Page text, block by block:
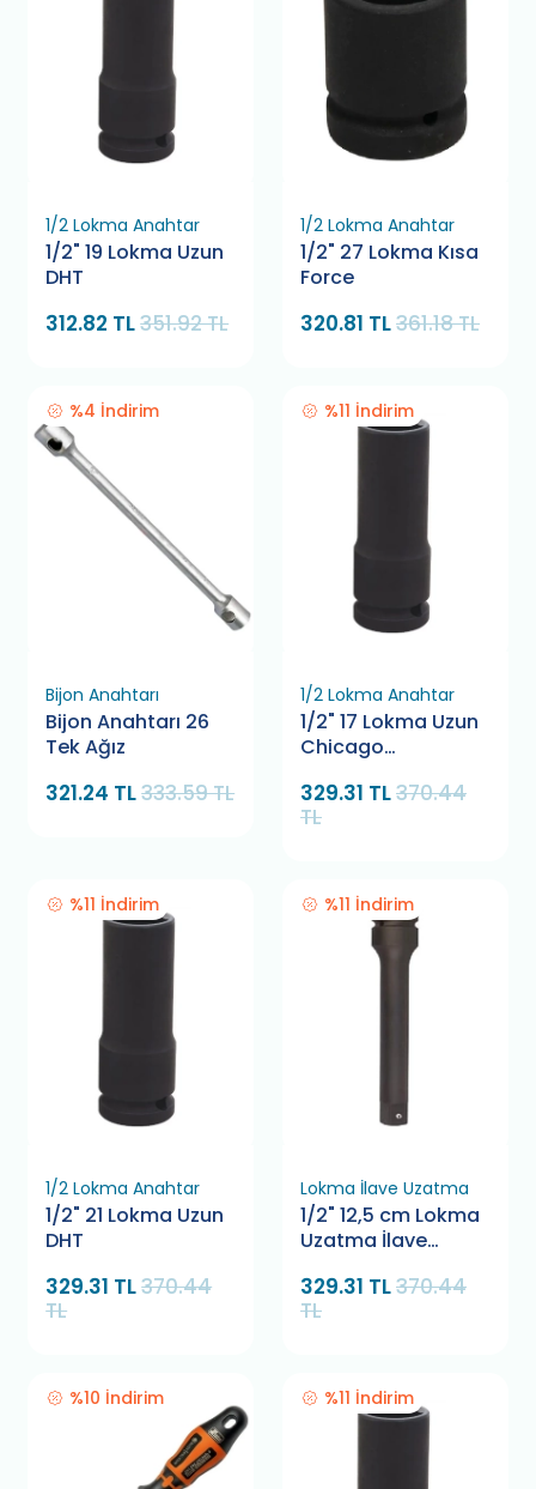
1/2 Lokma Anahtar
1/2" 19 Lokma Uzun
DHT
312.82 TL351.92 TL
1/2 Lokma Anahtar
1/2" 27 Lokma Kısa
Force
320.81 TL361.18 TL
%4 İndirim
Bijon Anahtarı
Bijon Anahtarı 26
Tek Ağız
321.24 TL333.59 TL
%11 İndirim
1/2 Lokma Anahtar
1/2" 17 Lokma Uzun
Chicago
329.31 TL370.44
TL
%11 İndirim
1/2 Lokma Anahtar
1/2" 21 Lokma Uzun
DHT
329.31 TL370.44
TL
%11 İndirim
Lokma İlave Uzatma
1/2" 12,5 cm Lokma
Uzatma İlave
329.31 TL370.44
TL
%10 İndirim %11 İndirim